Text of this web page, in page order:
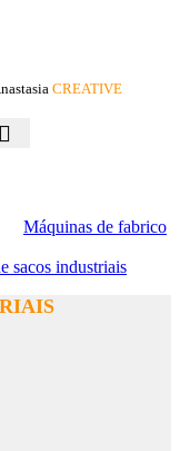
CREATIVE
Máquinas de fabrico
sacos industriais